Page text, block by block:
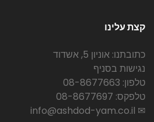
קצת עלינו
כתובתנו: אוניון 5, אשדוד
נגישות בסניף
טלפון: 08-8677663
טלפקס: 08-8677697
✉ info@ashdod-yam.co.il